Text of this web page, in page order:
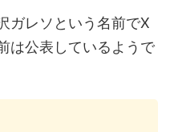
ガレソという名前でX
は公表しているようで